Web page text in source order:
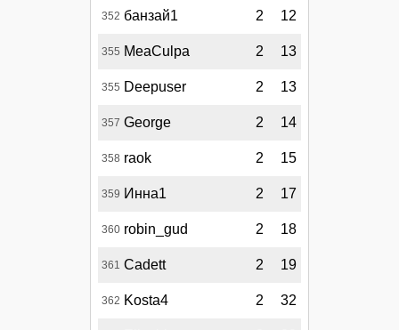
352 банзай1 2 12
355 MeaCulpa 2 13
355 Deepuser 2 13
357 George 2 14
358 raok 2 15
359 Инна1 2 17
360 robin_gud 2 18
361 Cadett 2 19
362 Kosta4 2 32